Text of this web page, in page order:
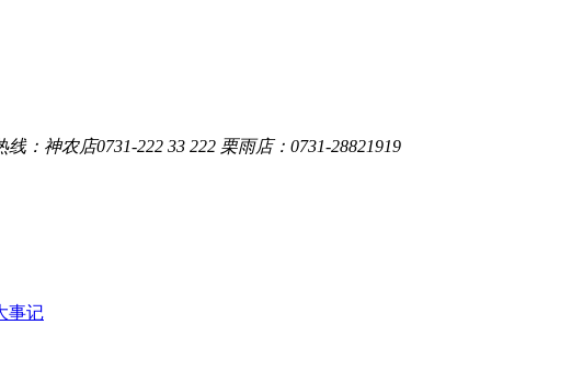
线：神农店0731-222 33 222 栗雨店：0731-28821919
事记